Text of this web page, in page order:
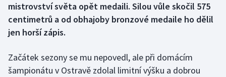
Dostihy
mistrovství světa opět medaili. Silou vůle skočil 575
centimetrů a od obhajoby bronzové medaile ho dělil
jen horší zápis.
Začátek sezony se mu nepovedl, ale při domácím
šampionátu v Ostravě zdolal limitní výšku a dobrou